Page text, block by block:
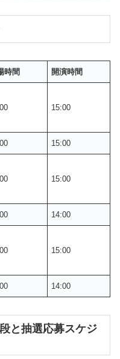
時間 開演時間
15:00
15:00
15:00
14:00
15:00
14:00
と抽選応募スケジ